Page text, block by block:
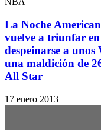
La Noche
vuelve a triunfar
despeinarse a
una maldición de
All Star
17 enero 2013